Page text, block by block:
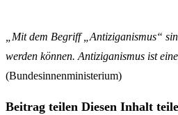
„Mit dem Begriff „Antiziganismus“
werden können. Antiziganismus ist
(Bundesinnenministerium)
Beitrag teilen Diesen Inhalt